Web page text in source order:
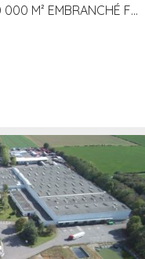
TRÈS GRAND SITE D'ACTIVITÉ DE 40 000 M² EMBRANCHÉ FER AU LARDIN SAINT LAZARE (24) PROCHE A89 À LOUER